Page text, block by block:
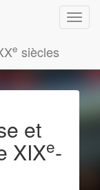
e siècles
et
XIXe-